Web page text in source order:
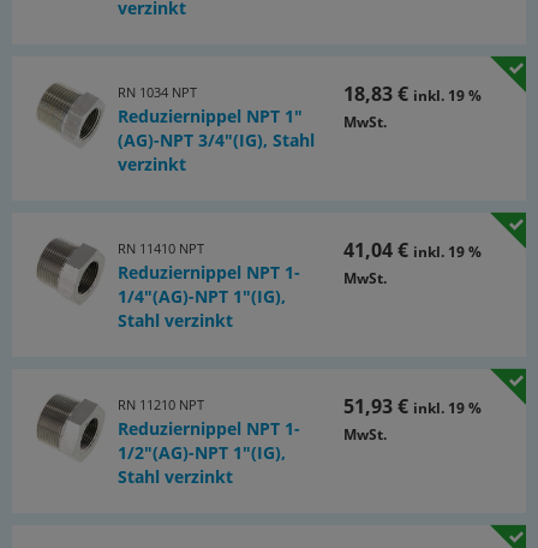
verzinkt
RN 1034 NPT
Reduziernippel NPT 1"
(AG)-NPT 3/4"(IG), Stahl
verzinkt
18,83 € inkl. 19 %
MwSt.
RN 11410 NPT
Reduziernippel NPT 1-
1/4"(AG)-NPT 1"(IG),
Stahl verzinkt
41,04 € inkl. 19 %
MwSt.
RN 11210 NPT
Reduziernippel NPT 1-
1/2"(AG)-NPT 1"(IG),
Stahl verzinkt
51,93 € inkl. 19 %
MwSt.